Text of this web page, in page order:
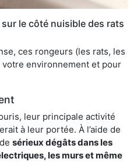
le côté nuisible des rats
ces rongeurs (les rats, les
environnement et pour
leur principale activité
à leur portée. À l’aide de
sérieux dégâts dans les
les murs et même